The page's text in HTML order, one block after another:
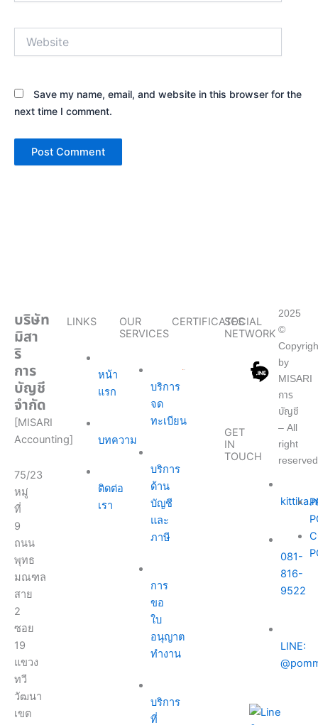
Save my name, email, and website in this browser for the
next time I comment.
บริษัท
มิสา
ริ
การ
บัญชี
จำกัด
[MISARI
Accounting]
75/23
หมู่
ที่
9
ถนน
พุทธ
มณฑล
สาย
2
ซอย
19
แขวง
ทวี
วัฒนา
เขต
LINKS
หน้า
แรก
บทความ
ติดต่อ
เรา
OUR
SERVICES
บริการ
จด
ทะเบียน
บริการ
ด้าน
บัญชี
และ
ภาษี
การ
ขอ
ใบ
อนุญาต
ทำงาน
บริการ
ที่
CERTIFICATESSOCIAL
NETWORK
GET
IN
TOUCH
081-
816-
9522
LINE:
2025
©
by
MISARI
การ
บัญชี
– All
right